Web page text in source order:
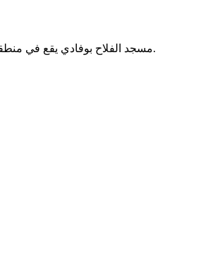
مسجد الفلاح بوفادي يقع في منطقة قبة، الجزائر. يُقام فيه الصلوات الخمس والجمعة، ويخدم سكان الحي.